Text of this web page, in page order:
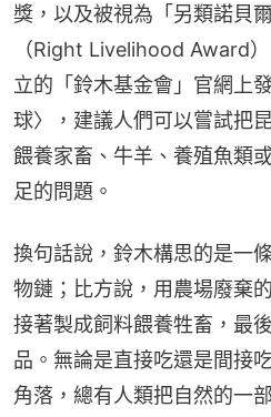
獎，以及被視為「另類諾貝
（Right Livelihood Award
立的「鈴木基金會」官網上
球〉，建議人們可以嘗試把
餵養家畜、牛羊、養殖魚類
足的問題。
換句話說，鈴木構思的是一
物鏈；比方說，用農場廢棄
接著製成飼料餵養牲畜，最
品。無論是直接吃還是間接
角落，總有人類把自然的一